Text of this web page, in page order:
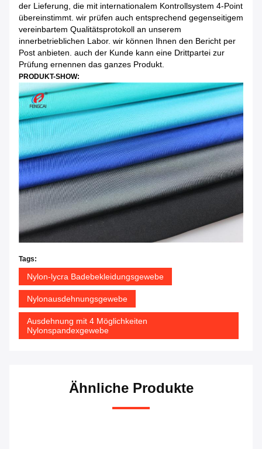
der Lieferung, die mit internationalem Kontrollsystem 4-Point
übereinstimmt. wir prüfen auch entsprechend gegenseitigem
vereinbartem Qualitätsprotokoll an unserem
innerbetrieblichen Labor. wir können Ihnen den Bericht per
Post anbieten. auch der Kunde kann eine Drittpartei zur
Prüfung ernennen das ganzes Produkt.
PRODUKT-SHOW:
Tags:
Nylon-lycra Badebekleidungsgewebe
Nylonausdehnungsgewebe
Ausdehnung mit 4 Möglichkeiten
Nylonspandexgewebe
Ähnliche Produkte